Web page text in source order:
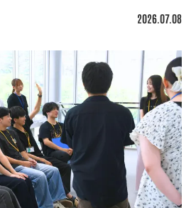
2026.07.08